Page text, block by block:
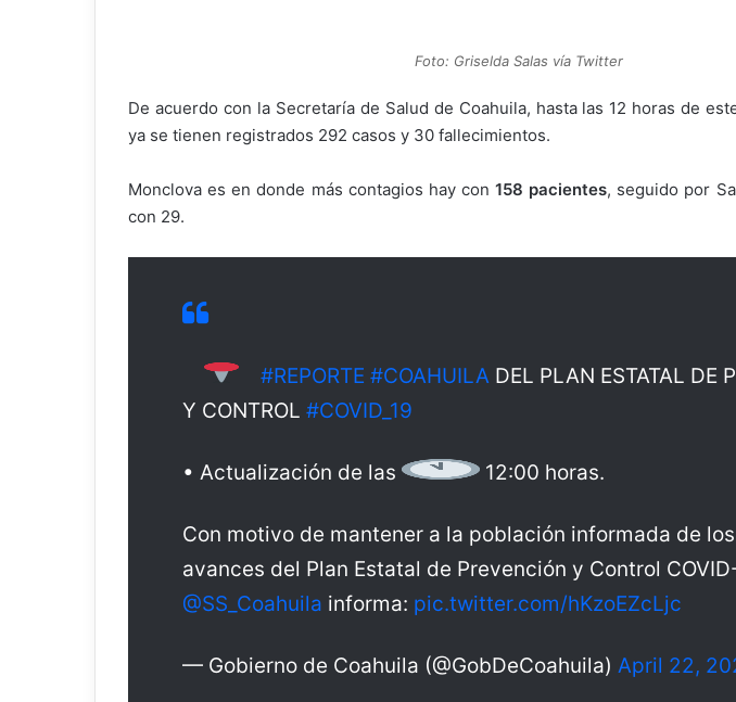
Foto: Griselda Salas vía Twitter
De acuerdo con la Secretaría de Salud de Coahuila, hasta las 12 horas de
ya se tienen registrados 292 casos y 30 fallecimientos.
Monclova es en donde más contagios hay con 158 pacientes, seguido por
con 29.
#REPORTE #COAHUILA DEL PLAN ESTATAL DE
Y CONTROL #COVID_19
• Actualización de las 12:00 horas.
Con motivo de mantener a la población informada de
avances del Plan Estatal de Prevención y Control
@SS_Coahuila informa: pic.twitter.com/hKzoEZcLjc
— Gobierno de Coahuila (@GobDeCoahuila) April 22,